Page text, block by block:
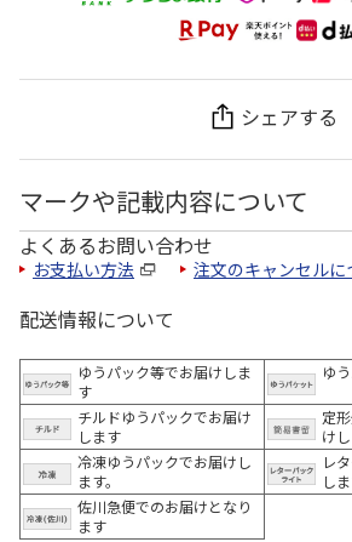
シェアする
マークや記載内容について
よくあるお問い合わせ
お支払い方法 注文のキャンセルに
配送情報について
ゆうパック等でお届けしま
す
ゆ
チルドゆうパックでお届け
します
定
け
冷凍ゆうパックでお届けし
ます。
レ
し
佐川急便でのお届けとなり
ます